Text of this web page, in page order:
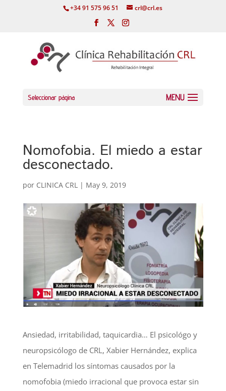
+34 91 575 96 51 crl@crl.es
Seleccionar página
Nomofobia. El miedo a estar
desconectado.
por CLINICA CRL| May 9, 2019
Ansiedad, irritabilidad, taquicardia… El psicológo y
neuropsicólogo de CRL, Xabier Hernández, explica
en Telemadrid los síntomas causados por la
nomofobia (miedo irracional que provoca estar sin